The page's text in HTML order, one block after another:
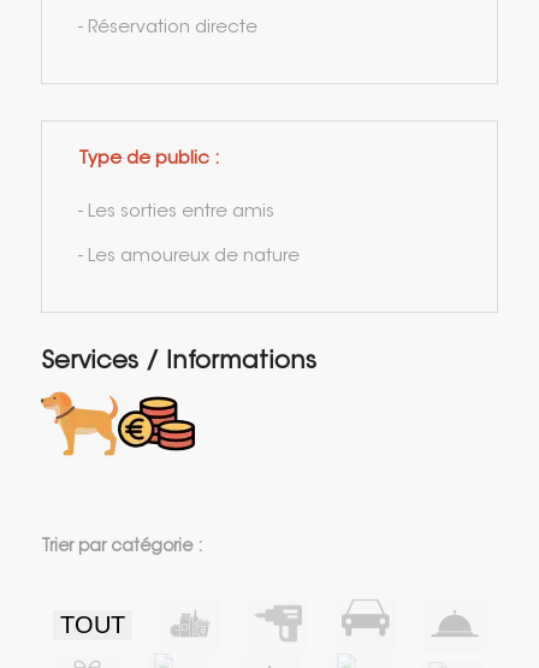
- Réservation directe
Type de public :
- Les sorties entre amis
- Les amoureux de nature
Services / Informations
Trier par catégorie :
TOUT